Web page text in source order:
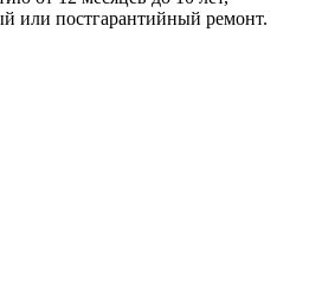
или постгарантийный ремонт.